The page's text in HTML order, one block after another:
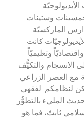
وستينات
الماركسيّة
كانت
وتعليميّاً
الانسجام والتكيُّف
مع العصر الزراعي
لنظامكم الفقهي
المليء بالتطوُّر
ثابتٌ، فما هو